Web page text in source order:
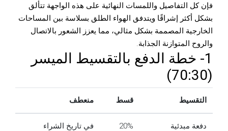
فإن كل التفاصيل واللمسات النهائية على هذه الواجهة تتألق
بشكل أكثر إشراقًا ويتدفق الهواء الطلق بسلاسة بين المساحات
الخارجية المصممة بشكل مثالي، مما يعزز الشعور بالاتصال
والروح المتوازنة الجذابة.
1- خطة الدفع بالتقسيط الميسر
(70:30)
التقسيط قسط منعطف
دفعة مبدئية 20% في تاريخ الشراء